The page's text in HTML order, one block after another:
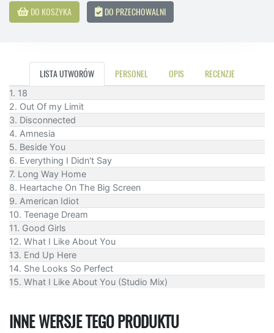
DO KOSZYKA DO PRZECHOWALNI
LISTA UTWORÓW PERSONEL OPIS RECENZJE
1. 18
2. Out Of my Limit
3. Disconnected
4. Amnesia
5. Beside You
6. Everything I Didn't Say
7. Long Way Home
8. Heartache On The Big Screen
9. American Idiot
10. Teenage Dream
11. Good Girls
12. What I Like About You
13. End Up Here
14. She Looks So Perfect
15. What I Like About You (Studio Mix)
INNE WERSJE TEGO PRODUKTU